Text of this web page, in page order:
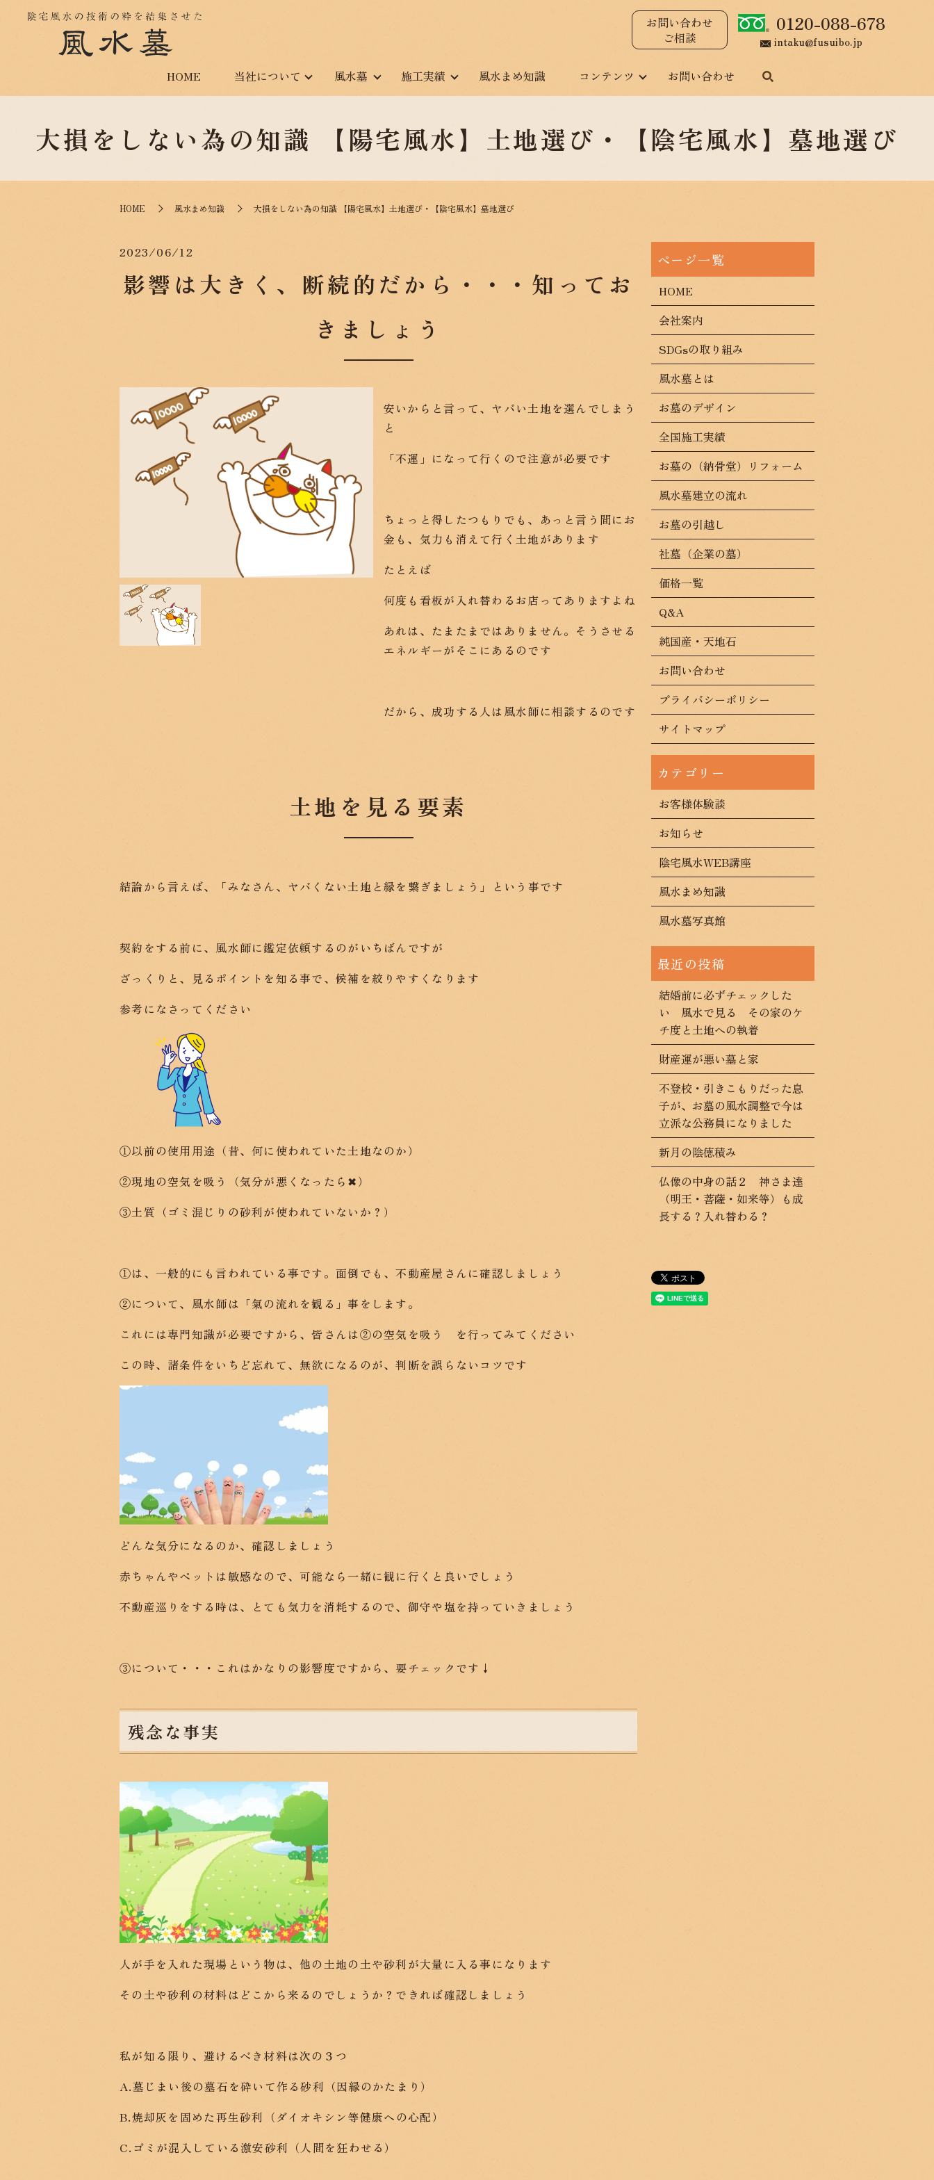
お問い合わせ
ご相談
0120-088-678
intaku@fusuibo.jp
HOME 当社について 風水墓 施工実績 風水まめ知識 コンテンツ お問い合わせ
大損をしない為の知識 【陽宅風水】土地選び・【陰宅風水】墓地選び
HOME 風水まめ知識 大損をしない為の知識 【陽宅風水】土地選び・【陰宅風水】墓地選び
2023/06/12
影響は大きく、断続的だから・・・知ってお
きましょう
安いからと言って、ヤバい土地を選んでしまう
と
「不運」になって行くので注意が必要です
ちょっと得したつもりでも、あっと言う間にお
金も、気力も消えて行く土地があります
たとえば
何度も看板が入れ替わるお店ってありますよね
あれは、たまたまではありません。そうさせる
エネルギーがそこにあるのです
だから、成功する人は風水師に相談するのです
土地を見る要素
結論から言えば、「みなさん、ヤバくない土地と縁を繋ぎましょう」という事です
契約をする前に、風水師に鑑定依頼するのがいちばんですが
ざっくりと、見るポイントを知る事で、候補を絞りやすくなります
参考になさってください
①以前の使用用途（昔、何に使われていた土地なのか）
②現地の空気を吸う（気分が悪くなったら✖）
③土質（ゴミ混じりの砂利が使われていないか？）
①は、一般的にも言われている事です。面倒でも、不動産屋さんに確認しましょう
②について、風水師は「氣の流れを観る」事をします。
これには専門知識が必要ですから、皆さんは②の空気を吸う を行ってみてください
この時、諸条件をいちど忘れて、無欲になるのが、判断を誤らないコツです
どんな気分になるのか、確認しましょう
赤ちゃんやペットは敏感なので、可能なら一緒に観に行くと良いでしょう
不動産巡りをする時は、とても気力を消耗するので、御守や塩を持っていきましょう
③について・・・これはかなりの影響度ですから、要チェックです↓
残念な事実
人が手を入れた現場という物は、他の土地の土や砂利が大量に入る事になります
その土や砂利の材料はどこから来るのでしょうか？できれば確認しましょう
私が知る限り、避けるべき材料は次の３つ
A.墓じまい後の墓石を砕いて作る砂利（因縁のかたまり）
B.焼却灰を固めた再生砂利（ダイオキシン等健康への心配）
C.ゴミが混入している激安砂利（人間を狂わせる）
HOME
会社案内
SDGsの取り組み
風水墓とは
お墓のデザイン
全国施工実績
お墓の（納骨堂）リフォーム
風水墓建立の流れ
お墓の引越し
社墓（企業の墓）
価格一覧
Q&A
純国産・天地石
お問い合わせ
プライバシーポリシー
サイトマップ
お客様体験談
お知らせ
陰宅風水WEB講座
風水まめ知識
風水墓写真館
結婚前に必ずチェックした
い 風水で見る その家のケ
チ度と土地への執着
財産運が悪い墓と家
不登校・引きこもりだった息
子が、お墓の風水調整で今は
立派な公務員になりました
新月の陰徳積み
仏像の中身の話２ 神さま達
（明王・菩薩・如来等）も成
長する？入れ替わる？